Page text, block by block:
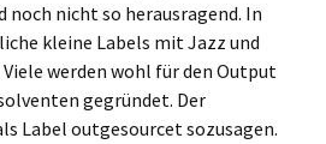
nicht so herausragend. In
kleine Labels mit Jazz und
werden wohl für den Output
gegründet. Der
Label outgesourcet sozusagen.